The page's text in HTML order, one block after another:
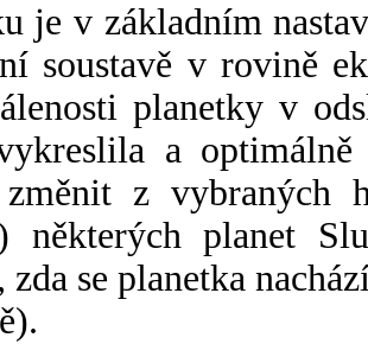
je v základním
soustavě v rovině
planetky v
a
z vybraných
některých planet
zda se planetka